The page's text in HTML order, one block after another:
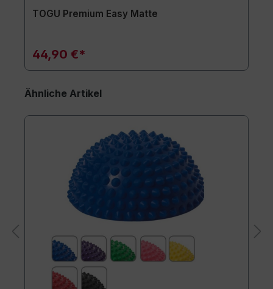
TOGU Premium Easy Matte
44,90 €*
Ähnliche Artikel